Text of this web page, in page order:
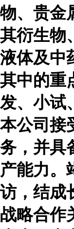
物、贵金
其衍生物
液体及中
其中的重
发、小试
本公司接
务，并具
产能力。
访，结成
战略合作